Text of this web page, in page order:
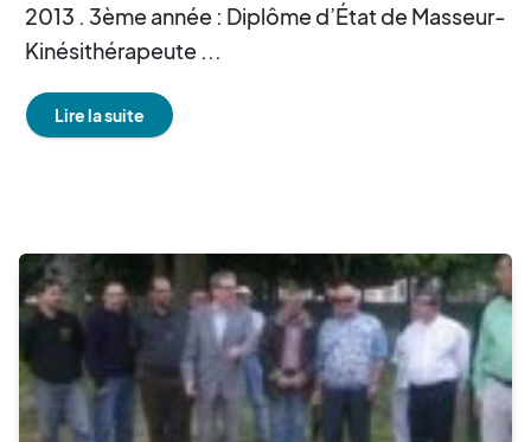
2013 . 3ème année : Diplôme d’État de Masseur-
Kinésithérapeute ...
Lire la suite